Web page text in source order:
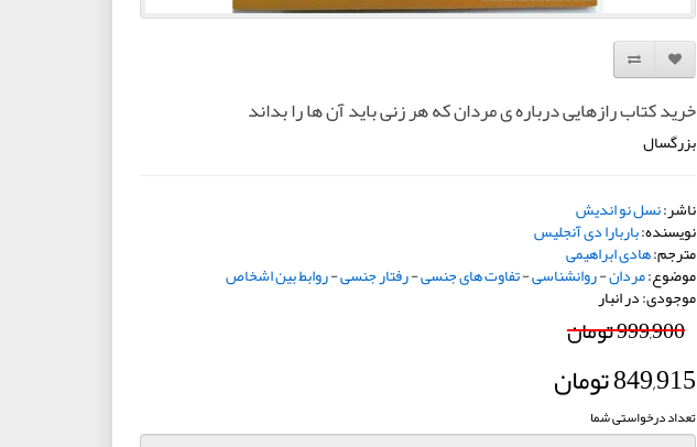
افزودن به لیست دلخواه
مقایسه این محصول
خرید کتاب رازهایی درباره ی مردان که هر زنی باید آن ها را بداند
بزرگسال
ناشر:نسل نو اندیش
نویسنده:باربارا دی آنجلیس
مترجم:هادی ابراهیمی
موضوع:مردان-روانشناسی-تفاوت های جنسی-رفتار جنسی-روابط بین اشخاص
موجودی: در انبار
999,900 تومان
849,915 تومان
تعداد درخواستی شما